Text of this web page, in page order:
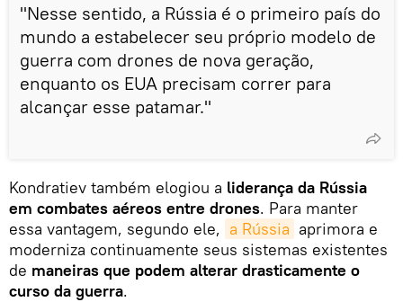
"Nesse sentido, a Rússia é o primeiro país do
mundo a estabelecer seu próprio modelo de
guerra com drones de nova geração,
enquanto os EUA precisam correr para
alcançar esse patamar."
Kondratiev também elogiou a liderança da Rússia
em combates aéreos entre drones. Para manter
essa vantagem, segundo ele, a Rússia aprimora e
moderniza continuamente seus sistemas existentes
de maneiras que podem alterar drasticamente o
curso da guerra.